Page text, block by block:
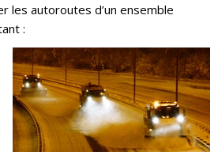
les autoroutes d’un ensemble
: